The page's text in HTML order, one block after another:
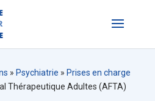
» Psychiatrie » Prises en charge
Thérapeutique Adultes (AFTA)